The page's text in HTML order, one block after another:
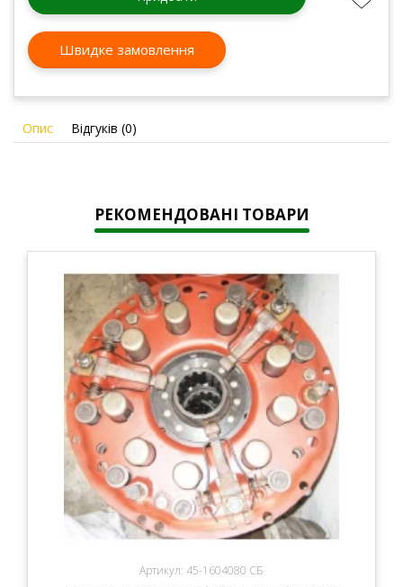
Швидке замовлення
Опис Відгуків (0)
РЕКОМЕНДОВАНІ ТОВАРИ
Артикул: 45-1604080 СБ